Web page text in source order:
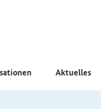
Aktuelles